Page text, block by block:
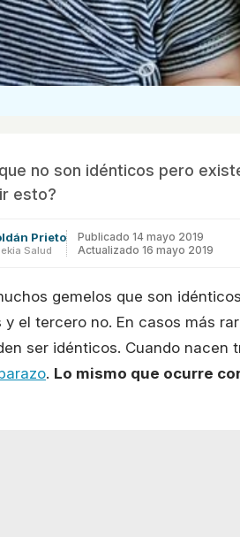
no son idénticos pero
esto?
Prieto
Salud
Publicado 14 mayo 2019
Actualizado 16 mayo 2019
gemelos que son
y el tercero no. En casos más
ser idénticos. Cuando nacen
. Lo mismo que ocurre